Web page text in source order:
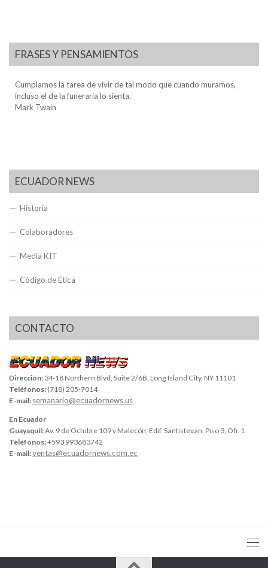
FRASES Y PENSAMIENTOS
Cumplamos la tarea de vivir de tal modo que cuando muramos,
incluso el de la funeraria lo sienta.
Mark Twain
ECUADOR NEWS
Historia
Colaboradores
Media KIT
Código de Ética
CONTACTO
Dirección: 34-18 Northern Blvd, Suite 2/6B, Long Island City, NY 11101
Teléfonos: (718) 205-7014
E-mail: semanario@ecuadornews.us
En Ecuador
Guayaquil:Av. 9 de Octubre 109 y Malecón, Edif. Santistevan, Piso 3, Ofi. 1
Teléfonos:+593 993683742
E-mail:ventas@ecuadornews.com.ec